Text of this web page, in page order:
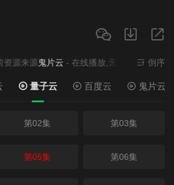
源来源鬼片云- 在线播放,无需安装播放器
倒序
量子云 百度云 鬼片云
第02集 第03集
第05集 第06集